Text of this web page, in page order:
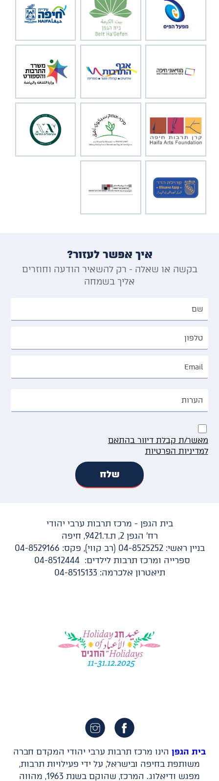
איך אפשר לעזור?
בקשה או שאלה - רק להשאיר הודעה וחוזרים
אליך בשמחה
מאשר/ת קבלת דיוור בהתאם
למדיניות הפרטיות
בית הגפן - מרכז תרבות ערבי יהודי
רח' הגפן 2, ת.ד.9421, חיפה
בניין ראשי: 04-8525252 (רב קווי), פקס: 04-8529166
ספרייה ומרכז תרבות לילדים: 04-8512444
תיאטרון אלכרמה: 04-8515133​
בית הגפןהינו מרכז תרבות ערבי יהודי המקדם חברה
משותפת בחיפה ובישראל, על ידי פעילויות תרבות,
מפגש ודיאלוג. המרכז, שהוקם בשנת 1963, מהווה